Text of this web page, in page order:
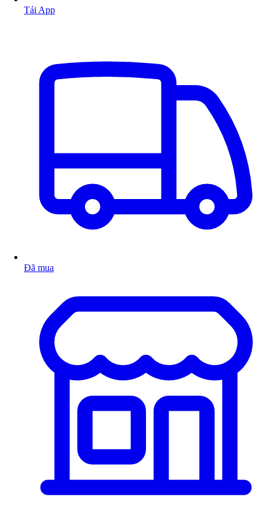
Tải App
Đã mua